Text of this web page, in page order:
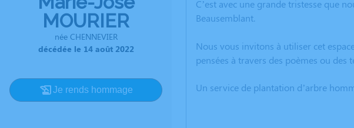
MOURIER
née CHENNEVIER
décédée le 14 août 2022
Je rends hommage
C’est avec une grande tristesse que
Beausemblant.
Nous vous invitons à utiliser cet
pensées à travers des poèmes ou
Un service de plantation d’arbre